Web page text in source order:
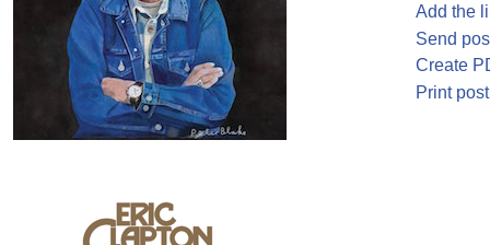
Add the
Send
Create
Print post